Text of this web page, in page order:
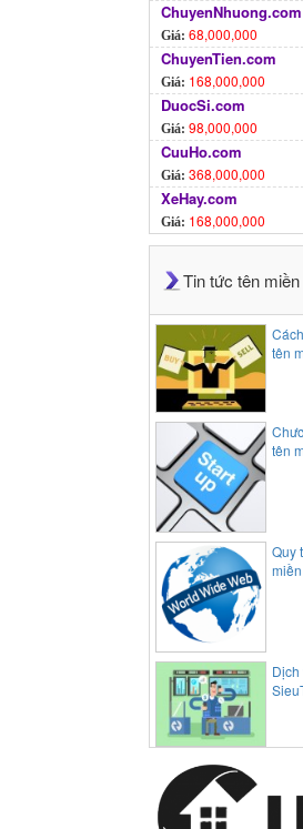
ChuyenNhuong.com
Giá: 68,000,000
ChuyenTien.com
Giá: 168,000,000
DuocSi.com
Giá: 98,000,000
CuuHo.com
Giá: 368,000,000
XeHay.com
Giá: 168,000,000
Tin tức tên miền
tên
tên
Quy